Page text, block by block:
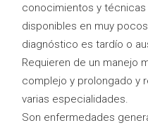
conocimientos y
disponibles en muy
diagnóstico es tardío o
Requieren de un manejo
complejo y prolongado y
varias especialidades.
Son enfermedades